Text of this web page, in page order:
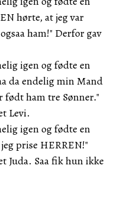
hørte, at jeg var
ham!" Derfor gav
igen og fødte en
da endelig min Mand
født ham tre Sønner."
Levi.
igen og fødte en
prise HERREN!"
Juda. Saa fik hun ikke